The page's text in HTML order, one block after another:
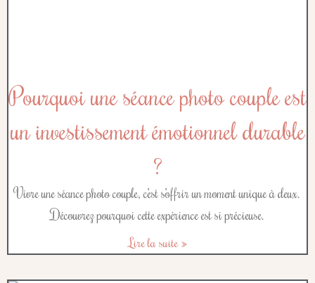
Pourquoi une séance photo couple est
un investissement émotionnel durable
?
Vivre une séance photo couple, c’est s’offrir un moment unique à deux.
Découvrez pourquoi cette expérience est si précieuse.
Lire la suite »